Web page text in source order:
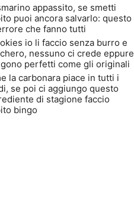
appassito, se smetti
puoi ancora salvarlo: questo
che fanno tutti
io li faccio senza burro e
nessuno ci crede eppure
perfetti come gli originali
la carbonara piace in tutti i
se poi ci aggiungo questo
di stagione faccio
bingo